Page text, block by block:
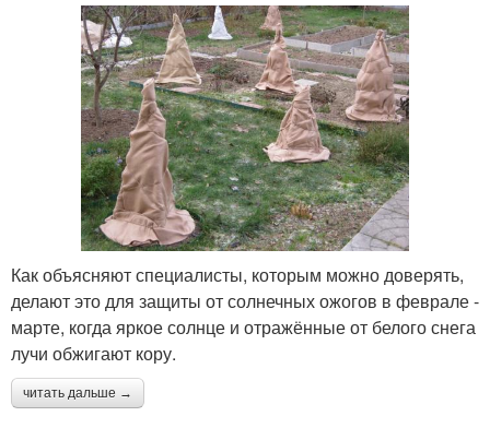
Как объясняют специалисты, которым можно доверять,
делают это для защиты от солнечных ожогов в феврале -
марте, когда яркое солнце и отражённые от белого снега
лучи обжигают кору.
читать дальше →